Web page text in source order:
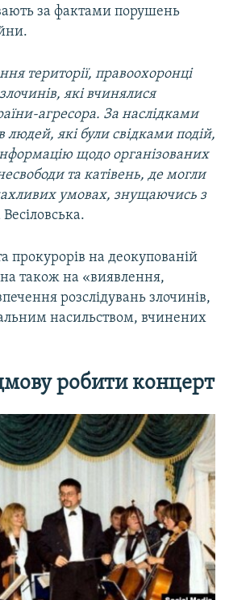
за фактами порушень
території, правоохоронці
які вчинялися
агресора. За наслідками
людей, які були свідками подій,
щодо організованих
та катівень, де могли
умовах, знущаючись з
прокурорів на деокупованій
також на «виявлення,
розслідувань злочинів,
насильством, вчинених
робити концерт